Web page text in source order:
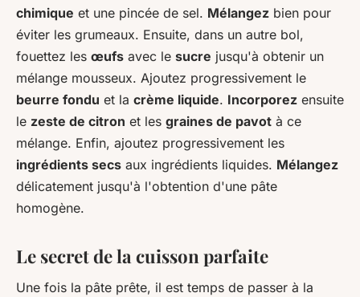
chimique et une pincée de sel. Mélangez bien pour
éviter les grumeaux. Ensuite, dans un autre bol,
fouettez les œufs avec le sucre jusqu'à obtenir un
mélange mousseux. Ajoutez progressivement le
beurre fondu et la crème liquide. Incorporez ensuite
le zeste de citron et les graines de pavot à ce
mélange. Enfin, ajoutez progressivement les
ingrédients secs aux ingrédients liquides. Mélangez
délicatement jusqu'à l'obtention d'une pâte
homogène.
Le secret de la cuisson parfaite
Une fois la pâte prête, il est temps de passer à la